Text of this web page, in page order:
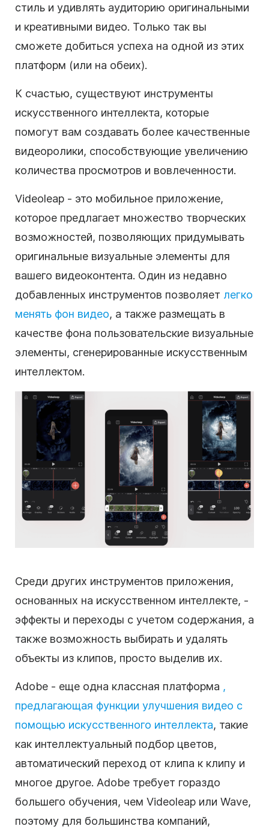
стиль и удивлять аудиторию оригинальными
и креативными видео. Только так вы
сможете добиться успеха на одной из этих
платформ (или на обеих).
К счастью, существуют инструменты
искусственного интеллекта, которые
помогут вам создавать более качественные
видеоролики, способствующие увеличению
количества просмотров и вовлеченности.
Videoleap - это мобильное приложение,
которое предлагает множество творческих
возможностей, позволяющих придумывать
оригинальные визуальные элементы для
вашего видеоконтента. Один из недавно
добавленных инструментов позволяет легко
менять фон видео, а также размещать в
качестве фона пользовательские визуальные
элементы, сгенерированные искусственным
интеллектом.
Среди других инструментов приложения,
основанных на искусственном интеллекте, -
эффекты и переходы с учетом содержания, а
также возможность выбирать и удалять
объекты из клипов, просто выделив их.
Adobe - еще одна классная платформа ,
предлагающая функции улучшения видео с
помощью искусственного интеллекта, такие
как интеллектуальный подбор цветов,
автоматический переход от клипа к клипу и
многое другое. Adobe требует гораздо
большего обучения, чем Videoleap или Wave,
поэтому для большинства компаний,